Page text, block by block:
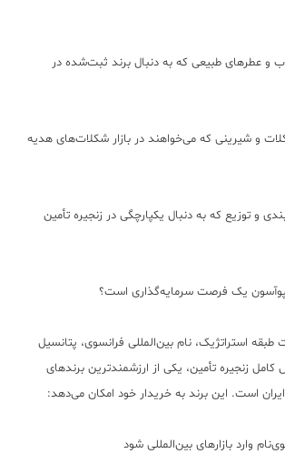
و عطرهای طبیعی که به دنبال برند ثبت‌شده در
و شیرینی که می‌خواهند در بازار شکلات‌های هدیه
و توزیع که به دنبال یکپارچگی در زنجیره تأمین
پوآسون یک فرصت سرمایه‌گذاری است؟
استراتژیک، نام بین‌المللی فرانسوی، پتانسیل
کامل زنجیره تأمین، یکی از ارزشمندترین برندهای
ایران است. این برند به خریدار خود امکان می‌دهد:
وارد بازارهای بین‌المللی شود